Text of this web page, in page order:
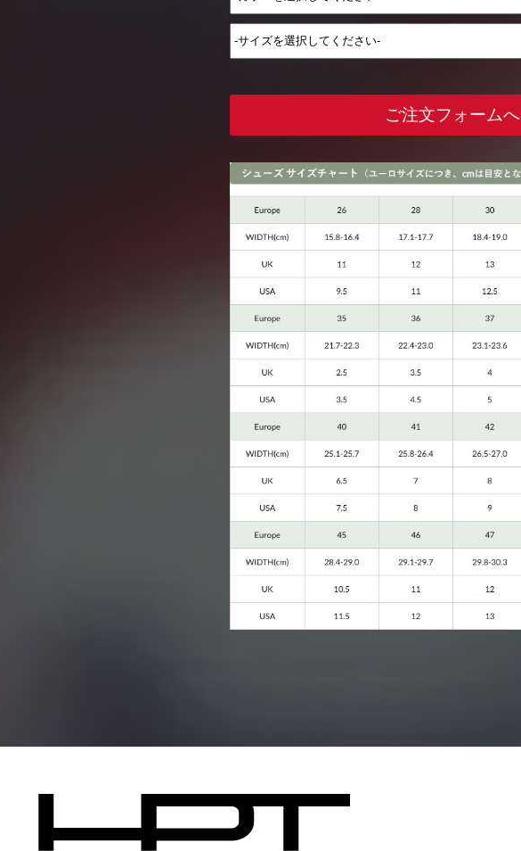
ご注文フォームへ